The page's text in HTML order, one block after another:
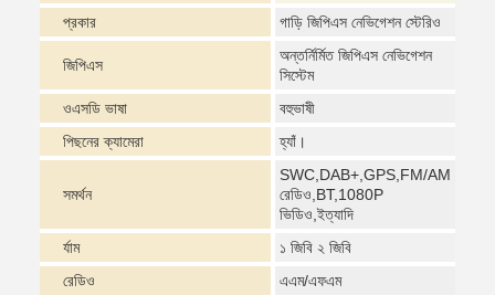
প্রকার
গাড়ি জিপিএস নেভিগেশন স্টেরিও
জিপিএস
অন্তর্নির্মিত জিপিএস নেভিগেশন
সিস্টেম
ওএসডি ভাষা
বহুভাষী
পিছনের ক্যামেরা
হ্যাঁ।
সমর্থন
SWC,DAB+,GPS,FM/AM
রেডিও,BT,1080P
ভিডিও,ইত্যাদি
র্যাম
১ জিবি ২ জিবি
রেডিও
এএম/এফএম